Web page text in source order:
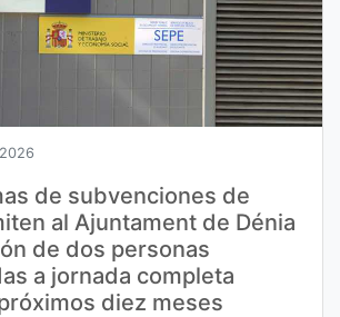
de subvenciones de
al Ajuntament de Dénia
de dos personas
a jornada completa
diez meses